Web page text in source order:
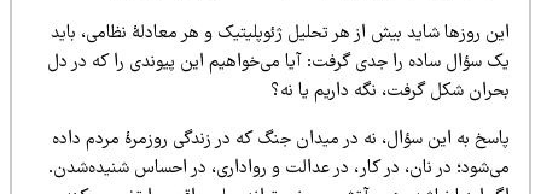
روزها شاید بیش از هر تحلیل ژئوپلیتیک و هر معادلۀ نظامی، باید
سؤال ساده را جدی گرفت: آیا می‌خواهیم این پیوندی را که در دل
شکل گرفت، نگه داریم یا نه؟
به این سؤال، نه در میدان جنگ که در زندگی روزمرۀ مردم داده
در نان، در کار، در عدالت و رواداری، در احساس شنیده‌شدن.